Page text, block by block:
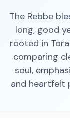
The Rebbe
long, good
rooted in
comparing
soul,
and heartfelt